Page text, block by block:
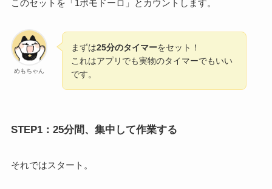
このセットを「1ポモドーロ」とカウントします。
めもちゃん
まずは25分のタイマーをセット！
これはアプリでも実物のタイマーでもいい
です。
STEP1：25分間、集中して作業する
それではスタート。